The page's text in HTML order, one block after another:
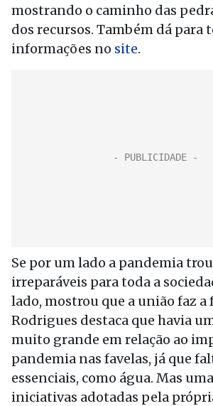
mostrando o caminho das
dos recursos. Também dá para
informações no site.
Se por um lado a pandemia
irreparáveis para toda a
lado, mostrou que a união faz a
Rodrigues destaca que havia
muito grande em relação ao
pandemia nas favelas, já que
essenciais, como água. Mas
iniciativas adotadas pela